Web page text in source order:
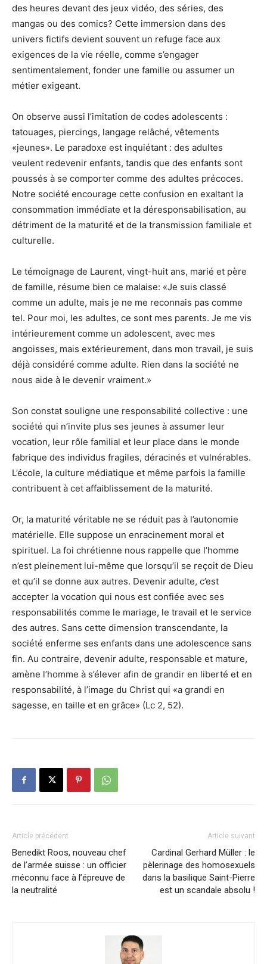
des heures devant des jeux vidéo, des séries, des
mangas ou des comics? Cette immersion dans des
univers fictifs devient souvent un refuge face aux
exigences de la vie réelle, comme s’engager
sentimentalement, fonder une famille ou assumer un
métier exigeant.
On observe aussi l’imitation de codes adolescents :
tatouages, piercings, langage relâché, vêtements
«jeunes». Le paradoxe est inquiétant : des adultes
veulent redevenir enfants, tandis que des enfants sont
poussés à se comporter comme des adultes précoces.
Notre société encourage cette confusion en exaltant la
consommation immédiate et la déresponsabilisation, au
détriment de la maturité et de la transmission familiale et
culturelle.
Le témoignage de Laurent, vingt-huit ans, marié et père
de famille, résume bien ce malaise: «Je suis classé
comme un adulte, mais je ne me reconnais pas comme
tel. Pour moi, les adultes, ce sont mes parents. Je me vis
intérieurement comme un adolescent, avec mes
angoisses, mais extérieurement, dans mon travail, je suis
déjà considéré comme adulte. Rien dans la société ne
nous aide à le devenir vraiment.»
Son constat souligne une responsabilité collective : une
société qui n’invite plus ses jeunes à assumer leur
vocation, leur rôle familial et leur place dans le monde
fabrique des individus fragiles, déracinés et vulnérables.
L’école, la culture médiatique et même parfois la famille
contribuent à cet affaiblissement de la maturité.
Or, la maturité véritable ne se réduit pas à l’autonomie
matérielle. Elle suppose un enracinement moral et
spirituel. La foi chrétienne nous rappelle que l’homme
n’est pleinement lui-même que lorsqu’il se reçoit de Dieu
et qu’il se donne aux autres. Devenir adulte, c’est
accepter la vocation qui nous est confiée avec ses
responsabilités comme le mariage, le travail et le service
des autres. Sans cette dimension transcendante, la
société enferme ses enfants dans une adolescence sans
fin. Au contraire, devenir adulte, responsable et mature,
amène l’homme à s’élever afin de grandir en liberté et en
responsabilité, à l’image du Christ qui «a grandi en
sagesse, en taille et en grâce» (Lc 2, 52).
Article précédent
Benedikt Roos, nouveau chef
de l’armée suisse : un officier
méconnu face à l’épreuve de
la neutralité
Article suivant
Cardinal Gerhard Müller : le
pèlerinage des homosexuels
dans la basilique Saint-Pierre
est un scandale absolu !